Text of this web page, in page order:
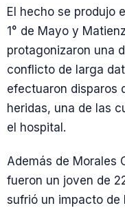
El hecho se produjo
1° de Mayo y
protagonizaron una
conflicto de larga
efectuaron disparos
heridas, una de las
el hospital.
Además de Morales
fueron un joven de
sufrió un impacto de